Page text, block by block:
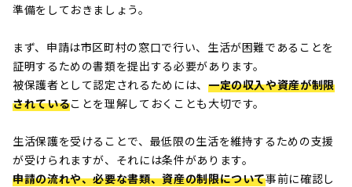
準備をしておきましょう。
まず、申請は市区町村の窓口で行い、生活が困難であることを
証明するための書類を提出する必要があります。
被保護者として認定されるためには、 一定の収入や資産が制限
されていることを理解しておくことも大切です。
生活保護を受けることで、最低限の生活を維持するための支援
が受けられますが、それには条件があります。
申請の流れや、必要な書類、資産の制限について事前に確認し